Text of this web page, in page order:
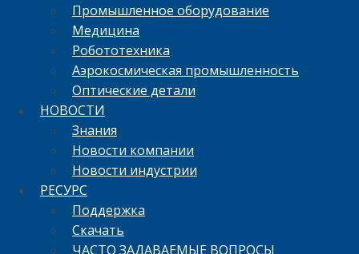
Промышленное оборудование
Медицина
Робототехника
Аэрокосмическая промышленность
Оптические детали
НОВОСТИ
Знания
Новости компании
Новости индустрии
РЕСУРС
Поддержка
Скачать
ЧАСТО ЗАДАВАЕМЫЕ ВОПРОСЫ